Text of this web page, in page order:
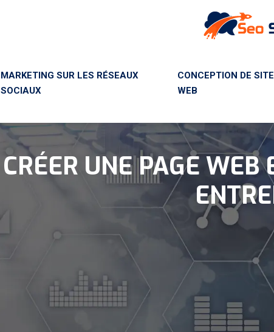
MARKETING SUR LES RÉSEAUX
SOCIAUX
CONCEPTION DE
WEB
CRÉER UNE PAGE WEB